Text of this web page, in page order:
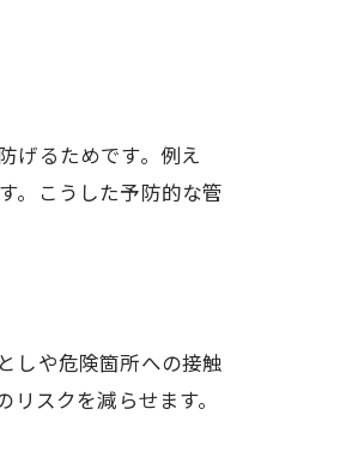
げるためです。例え
。こうした予防的な管
しや危険箇所への接触
スクを減らせます。